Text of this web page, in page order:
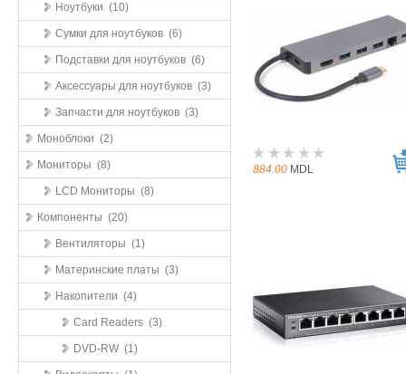
Ноутбуки (10)
Сумки для ноутбуков (6)
Подставки для ноутбуков (6)
Аксессуары для ноутбуков (3)
Запчасти для ноутбуков (3)
Моноблоки (2)
Мониторы (8)
LCD Мониторы (8)
Компоненты (20)
Вентиляторы (1)
Материнские платы (3)
Накопители (4)
Card Readers (3)
DVD-RW (1)
884.00 MDL